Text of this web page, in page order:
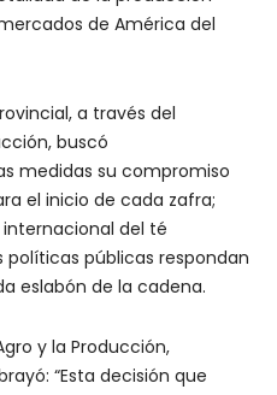
de América del
a través del
buscó
medidas su compromiso
el inicio de cada zafra;
del té
políticas públicas respondan
eslabón de la cadena.
y la Producción,
“Esta decisión que